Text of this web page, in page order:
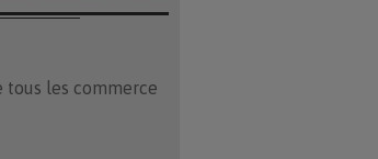
tous les commerce